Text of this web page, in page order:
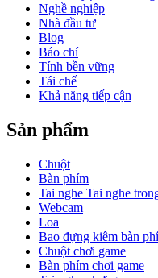
Nghề nghiệp
Nhà đầu tư
Blog
Báo chí
Tính bền vững
Tái chế
Khả năng tiếp cận
Sản phẩm
Chuột
Bàn phím
Tai nghe Tai nghe
Webcam
Loa
Bao đựng kiêm bàn
Chuột chơi game
Bàn phím chơi game